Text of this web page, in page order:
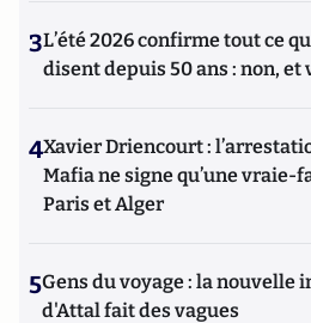
3L’été 2026 confirme tout ce
disent depuis 50 ans : non,
4Xavier Driencourt :
Mafia ne signe qu’une vraie-
Paris et Alger
5Gens du voyage : la nouvelle
d'Attal fait des vagues